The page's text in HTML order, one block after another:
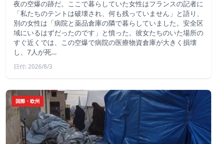
夜の空爆の跡だ。ここで暮らしていた女性はフランスの記者に
「私たちのテントは破壊され、何も残っていません」と語り、
別の女性は「病院と薬品倉庫の隣で暮らしていました。安全区
域にいるはずだったのです」と憤った。彼女たちのいた場所の
すぐ近くでは、この空爆で病院の医療物資倉庫が大きく損壊
し、7人が死…
日付: 2026/8/3
国際・欧州